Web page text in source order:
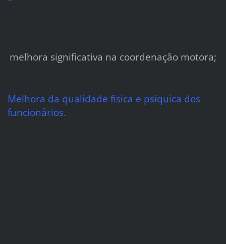
melhora significativa na coordenação motora;
Melhora da qualidade física e psíquica dos
funcionários.